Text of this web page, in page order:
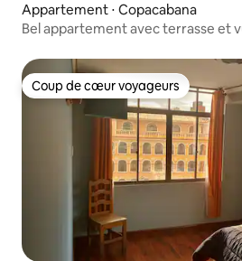
Appartement ⋅ Copacabana
Bel appartement avec terrasse et
Coup de cœur voyageurs
Coup de cœur voyageurs